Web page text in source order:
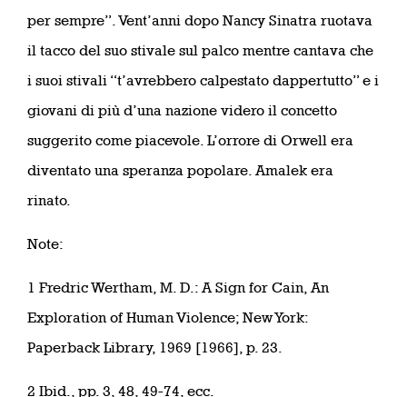
per sempre”. Vent’anni dopo Nancy Sinatra ruotava
il tacco del suo stivale sul palco mentre cantava che
i suoi stivali “t’avrebbero calpestato dappertutto” e i
giovani di più d’una nazione videro il concetto
suggerito come piacevole. L’orrore di Orwell era
diventato una speranza popolare. Amalek era
rinato.
Note:
1 Fredric Wertham, M. D.: A Sign for Cain, An
Exploration of Human Violence; New York:
Paperback Library, 1969 [1966], p. 23.
2 Ibid., pp. 3, 48, 49-74, ecc.